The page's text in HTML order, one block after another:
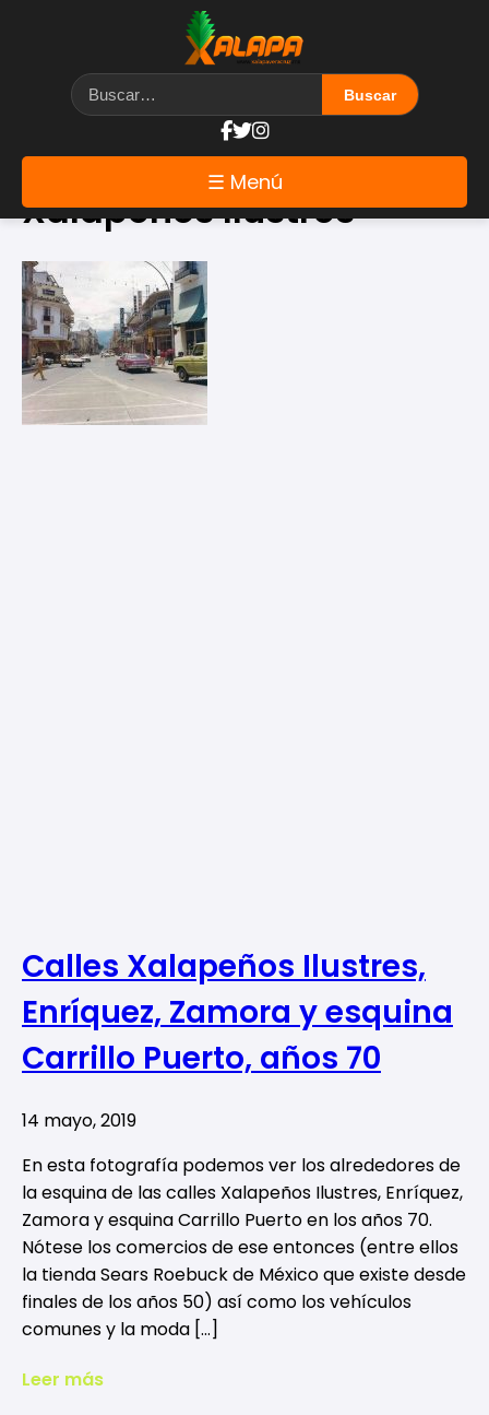
☰ Menú
Etiqueta: Calles
Xalapeños Ilustres
Calles Xalapeños Ilustres,
Enríquez, Zamora y esquina
Carrillo Puerto, años 70
14 mayo, 2019
En esta fotografía podemos ver los alrededores de
la esquina de las calles Xalapeños Ilustres, Enríquez,
Zamora y esquina Carrillo Puerto en los años 70.
Nótese los comercios de ese entonces (entre ellos
la tienda Sears Roebuck de México que existe desde
finales de los años 50) así como los vehículos
comunes y la moda […]
Leer más